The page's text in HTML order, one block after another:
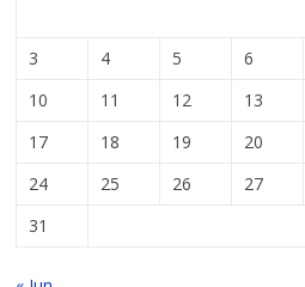
3
4 5 6
10
11 12 13
17
18 19 20
24
25 26 27
31